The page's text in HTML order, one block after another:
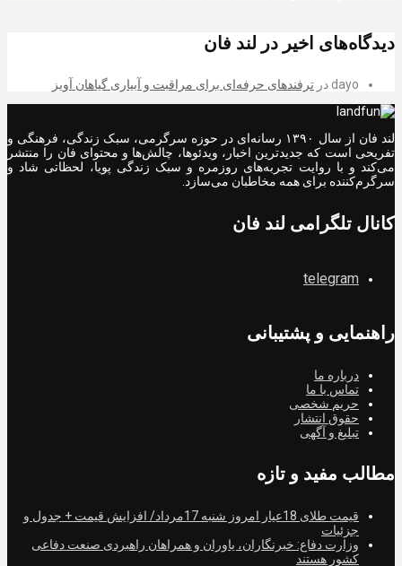
دیدگاه‌های اخیر در لند فان
dayo در ترفندهای حرفه‌ای برای مراقبت و آبیاری گیاهان آویز
لند فان از سال ۱۳۹۰ رسانه‌ای در حوزه سرگرمی، سبک زندگی، فرهنگی و
تفریحی است که جدیدترین اخبار، ویدئوها، چالش‌ها و محتوای فان را منتشر
می‌کند و با روایت تجربه‌های روزمره و سبک زندگی پویا، لحظاتی شاد و
سرگرم‌کننده برای همه مخاطبان می‌سازد.
کانال تلگرامی لند فان
telegram
راهنمایی و پشتیبانی
درباره ما
تماس با ما
حریم شخصی
حقوق انتشار
تبلیغ و آگهی
مطالب مفید و تازه
قیمت طلای 18عیار امروز شنبه 17مرداد/ افزایش قیمت + جدول و
جزئیات
وزارت دفاع: خبرنگاران، یاوران و همراهان راهبردی صنعت دفاعی
کشور هستند